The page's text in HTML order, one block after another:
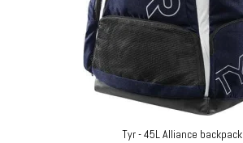
Tyr - 45L Alliance backpack